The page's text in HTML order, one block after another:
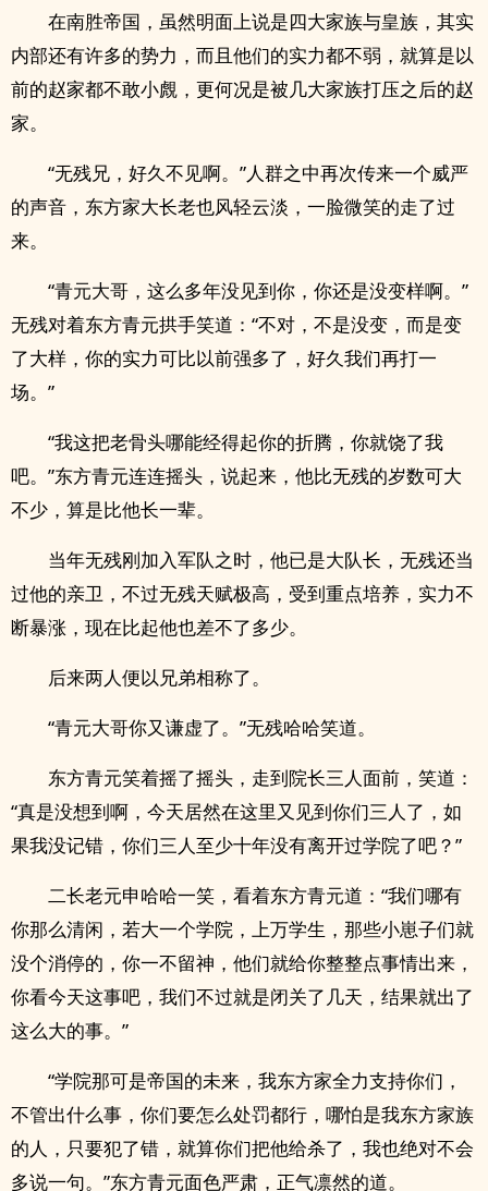
在南胜帝国，虽然明面上说是四大家族与皇族，其实
内部还有许多的势力，而且他们的实力都不弱，就算是以
前的赵家都不敢小覤，更何况是被几大家族打压之后的赵
家。
“无残兄，好久不见啊。”人群之中再次传来一个威严
的声音，东方家大长老也风轻云淡，一脸微笑的走了过
来。
“青元大哥，这么多年没见到你，你还是没变样啊。”
无残对着东方青元拱手笑道：“不对，不是没变，而是变
了大样，你的实力可比以前强多了，好久我们再打一
场。”
“我这把老骨头哪能经得起你的折腾，你就饶了我
吧。”东方青元连连摇头，说起来，他比无残的岁数可大
不少，算是比他长一辈。
当年无残刚加入军队之时，他已是大队长，无残还当
过他的亲卫，不过无残天赋极高，受到重点培养，实力不
断暴涨，现在比起他也差不了多少。
后来两人便以兄弟相称了。
“青元大哥你又谦虚了。”无残哈哈笑道。
东方青元笑着摇了摇头，走到院长三人面前，笑道：
“真是没想到啊，今天居然在这里又见到你们三人了，如
果我没记错，你们三人至少十年没有离开过学院了吧？”
二长老元申哈哈一笑，看着东方青元道：“我们哪有
你那么清闲，若大一个学院，上万学生，那些小崽子们就
没个消停的，你一不留神，他们就给你整整点事情出来，
你看今天这事吧，我们不过就是闭关了几天，结果就出了
这么大的事。”
“学院那可是帝国的未来，我东方家全力支持你们，
不管出什么事，你们要怎么处罚都行，哪怕是我东方家族
的人，只要犯了错，就算你们把他给杀了，我也绝对不会
多说一句。”东方青元面色严肃，正气凛然的道。